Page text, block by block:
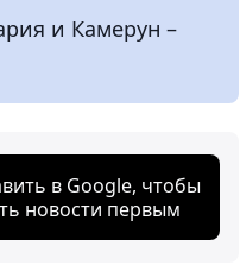
и Камерун –
в Google, чтобы
новости первым